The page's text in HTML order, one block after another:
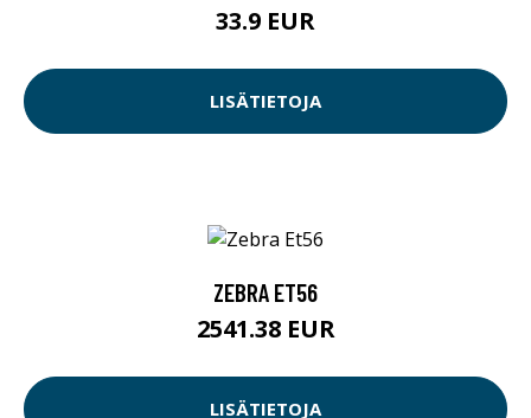
33.9 EUR
LISÄTIETOJA
ZEBRA ET56
2541.38 EUR
LISÄTIETOJA